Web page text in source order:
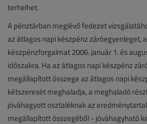
terhelhet.
A pénztárban meglévő fedezet
az átlagos napi készpénz záróegyenleget,
készpénzforgalmat 2006. január 1. és
időszakra. Ha az átlagos napi készpénz
megállapított összege az átlagos napi
kétszeresét meghaladja, a meghaladó
jóváhagyott osztaléknak az
megállapított összegéből - jóváhagyható